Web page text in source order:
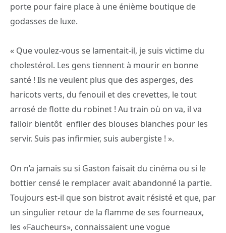
porte pour faire place à une énième boutique de
godasses de luxe.
« Que voulez-vous se lamentait-il, je suis victime du
cholestérol. Les gens tiennent à mourir en bonne
santé ! Ils ne veulent plus que des asperges, des
haricots verts, du fenouil et des crevettes, le tout
arrosé de flotte du robinet ! Au train où on va, il va
falloir bientôt enfiler des blouses blanches pour les
servir. Suis pas infirmier, suis aubergiste ! ».
On n’a jamais su si Gaston faisait du cinéma ou si le
bottier censé le remplacer avait abandonné la partie.
Toujours est-il que son bistrot avait résisté et que, par
un singulier retour de la flamme de ses fourneaux,
les «Faucheurs», connaissaient une vogue